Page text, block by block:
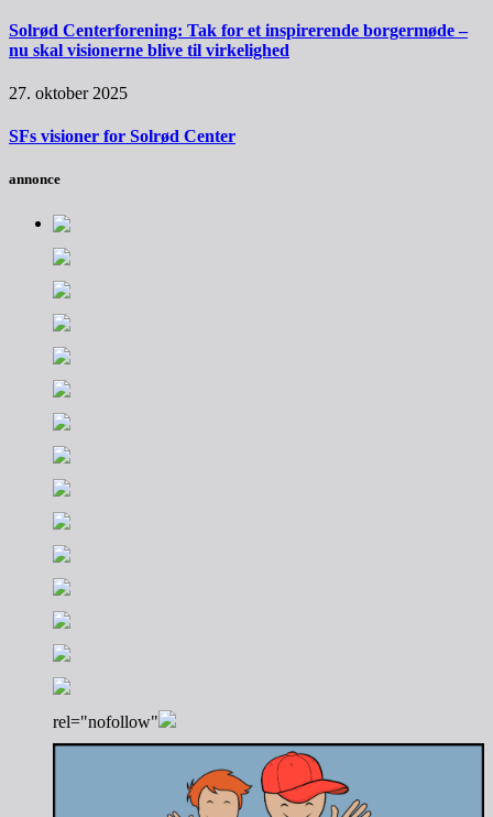
Solrød Centerforening: Tak for et inspirerende borgermøde –
nu skal visionerne blive til virkelighed
27. oktober 2025
SFs visioner for Solrød Center
annonce
rel="nofollow"